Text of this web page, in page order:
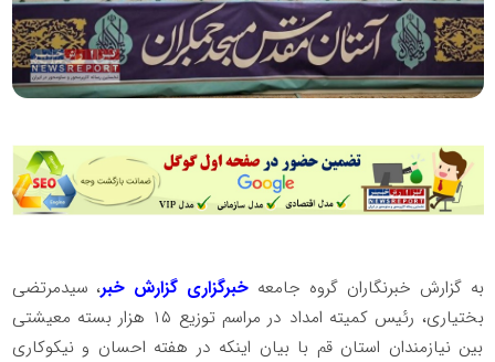
به گزارش خبرنگاران گروه جامعه خبرگزاری گزارش خبر، سیدمرتضی
بختیاری، رئیس کمیته امداد در مراسم توزیع ۱۵ هزار بسته معیشتی
بین نیازمندان استان قم با بیان اینکه در هفته احسان و نیکوکاری